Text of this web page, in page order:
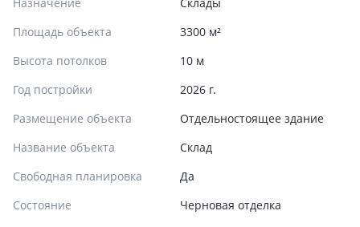
Площадь объекта
3300 м²
Высота потолков
10 м
Год постройки
2026 г.
Размещение объекта
Отдельностоящее здание
Название объекта
Склад
Свободная планировка
Да
Состояние
Черновая отделка